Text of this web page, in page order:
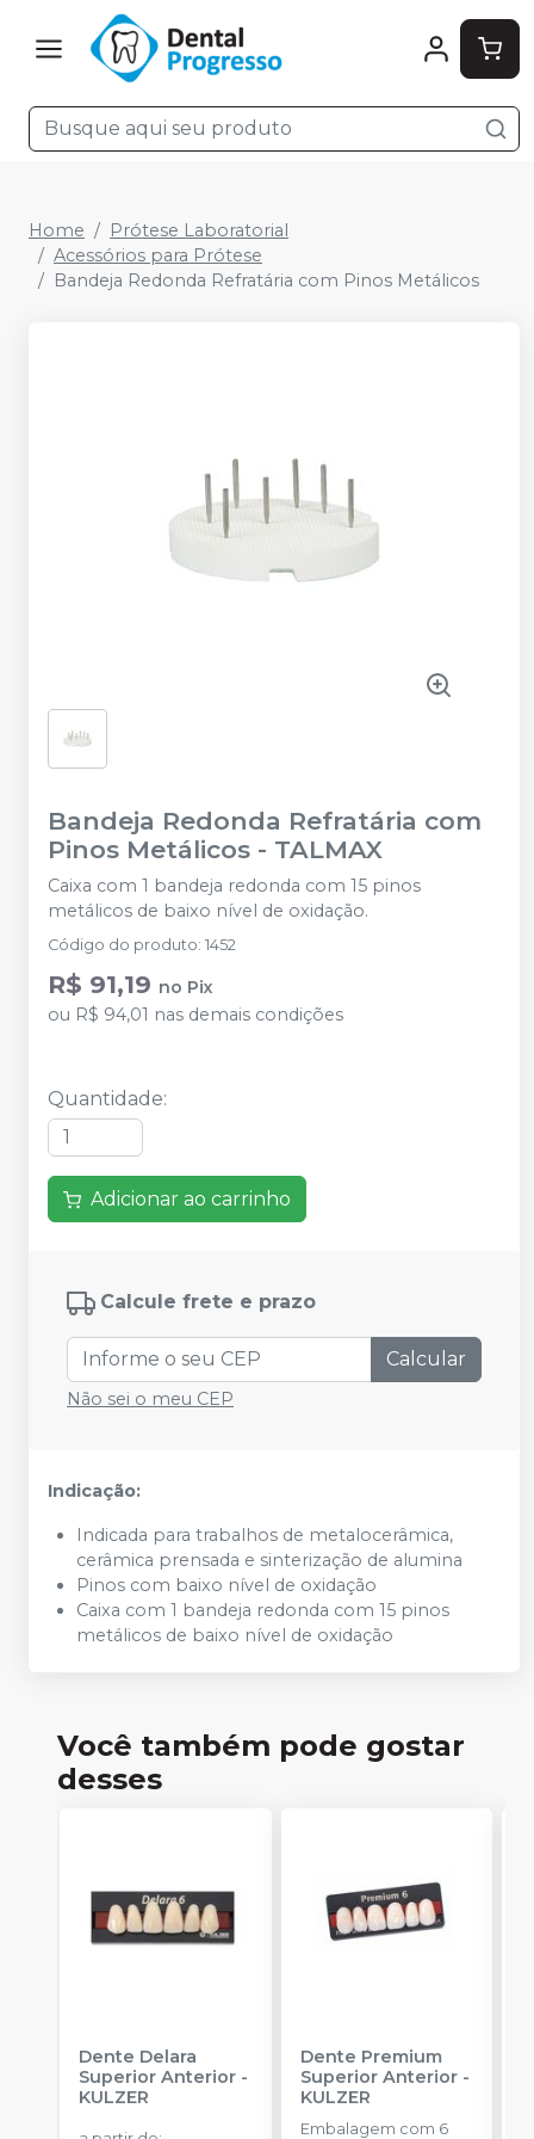
Home
Prótese Laboratorial
Acessórios para Prótese
Bandeja Redonda Refratária com Pinos Metálicos
Bandeja Redonda Refratária com
Pinos Metálicos - TALMAX
Caixa com 1 bandeja redonda com 15 pinos
metálicos de baixo nível de oxidação.
Código do produto: 1452
R$ 91,19 no Pix
ou R$ 94,01 nas demais condições
Quantidade:
Adicionar ao carrinho
Calcule frete e prazo
Calcular
Não sei o meu CEP
Indicação:
Indicada para trabalhos de metalocerâmica,
cerâmica prensada e sinterização de alumina
Pinos com baixo nível de oxidação
Caixa com 1 bandeja redonda com 15 pinos
metálicos de baixo nível de oxidação
Você também pode gostar
desses
Dente Delara
Superior Anterior -
KULZER
Dente Premium
Superior Anterior-
KULZER
Embalagem com 6